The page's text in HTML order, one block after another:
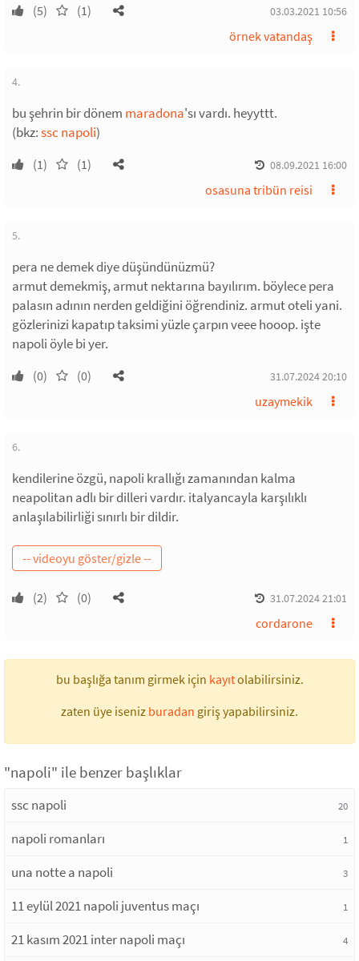
(5) (1) 03.03.2021 10:56
örnek vatandaş
4.
bu şehrin bir dönem maradona'sı vardı. heyyttt.
(bkz:ssc napoli)
(1) (1) 08.09.2021 16:00
osasuna tribün reisi
5.
pera ne demek diye düşündünüzmü?
armut demekmiş, armut nektarına bayılırım. böylece pera
palasın adının nerden geldiğini öğrendiniz. armut oteli yani.
gözlerinizi kapatıp taksimi yüzle çarpın veee hooop. işte
napoli öyle bi yer.
(0) (0) 31.07.2024 20:10
uzaymekik
6.
kendilerine özgü, napoli krallığı zamanından kalma
neapolitan adlı bir dilleri vardır. italyancayla karşılıklı
anlaşılabilirliği sınırlı bir dildir.
(2) (0) 31.07.2024 21:01
cordarone
bu başlığa tanım girmek için kayıtolabilirsiniz.
zaten üye iseniz buradan giriş yapabilirsiniz.
"napoli" ile benzer başlıklar
ssc napoli 20
napoli romanları 1
una notte a napoli 3
11 eylül 2021 napoli juventus maçı 1
21 kasım 2021 inter napoli maçı 4